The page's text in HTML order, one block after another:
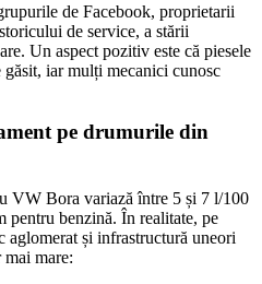
de Facebook, proprietarii
de service, a stării
Un aspect pozitiv este că piesele
iar mulți mecanici cunosc
pe drumurile din
VW Bora variază între 5 și 7 l/100
pentru benzină. În realitate, pe
și infrastructură uneori
mai mare: